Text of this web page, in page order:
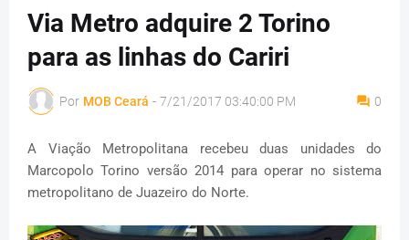
Via Metro adquire 2 Torino
para as linhas do Cariri
Por MOB Ceará - 7/21/2017 03:40:00 PM 0
A Viação Metropolitana recebeu duas unidades do
Marcopolo Torino versão 2014 para operar no sistema
metropolitano de Juazeiro do Norte.